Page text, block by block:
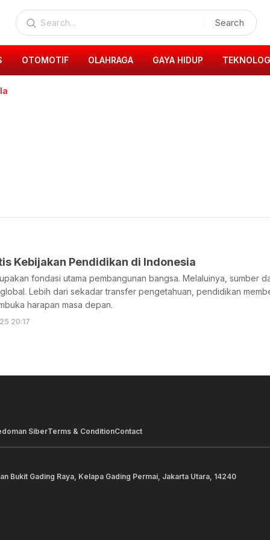
Search
OTOMOTIF OLAHRAGA GAYA HIDUP
Kebijakan Pendidikan di Indonesia
fondasi utama pembangunan bangsa. Melaluinya, sumber
Lebih dari sekadar transfer pengetahuan, pendidikan
harapan masa depan.
20:17
SiberTerms & ConditionContact
Bukit Gading Raya, Kelapa Gading Permai, Jakarta Utara, 14240